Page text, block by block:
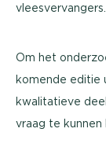
vleesvervangers.
Om het
komende editie
kwalitatieve
vraag te kunnen